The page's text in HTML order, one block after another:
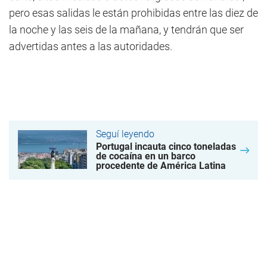
pero esas salidas le están prohibidas entre las diez de
la noche y las seis de la mañana, y tendrán que ser
advertidas antes a las autoridades.
Seguí leyendo
Portugal incauta cinco toneladas
de cocaína en un barco
procedente de América Latina